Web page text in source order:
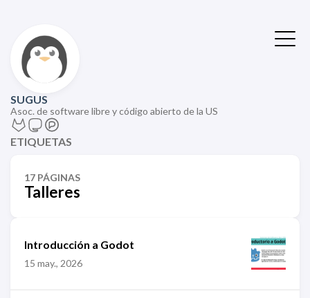
SUGUS
Asoc. de software libre y código abierto de la US
ETIQUETAS
17 PÁGINAS
Talleres
Introducción a Godot
15 may., 2026